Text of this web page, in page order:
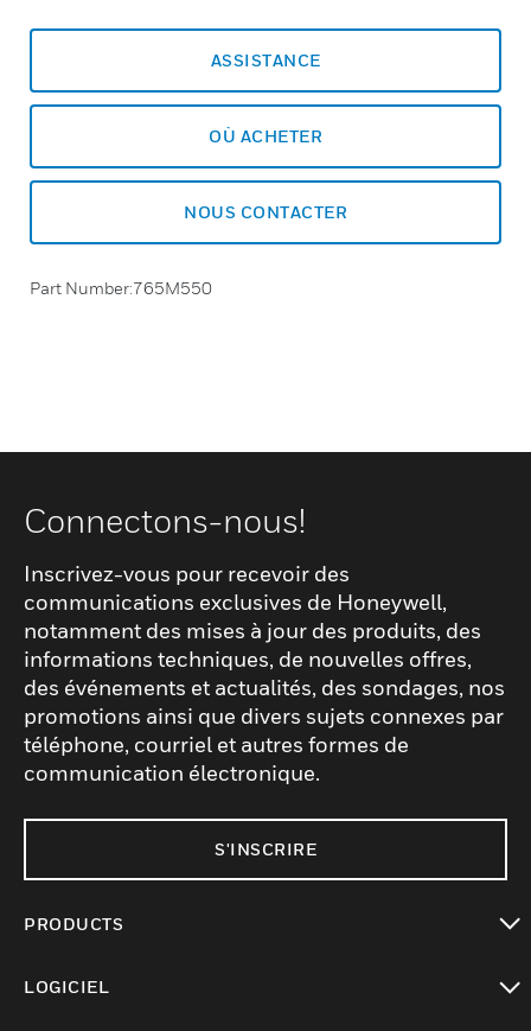
ASSISTANCE
OÙ ACHETER
NOUS CONTACTER
Part Number:765M550
Connectons-nous!
Inscrivez-vous pour recevoir des
communications exclusives de Honeywell,
notamment des mises à jour des produits, des
informations techniques, de nouvelles offres,
des événements et actualités, des sondages, nos
promotions ainsi que divers sujets connexes par
téléphone, courriel et autres formes de
communication électronique.
S'INSCRIRE
PRODUCTS
LOGICIEL